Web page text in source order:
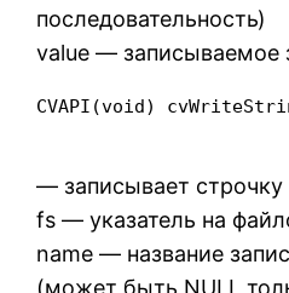
последовательность)
value — записываемое
CVAPI(void)
— записывает строчку
fs — указатель на
name — название
(может быть NULL